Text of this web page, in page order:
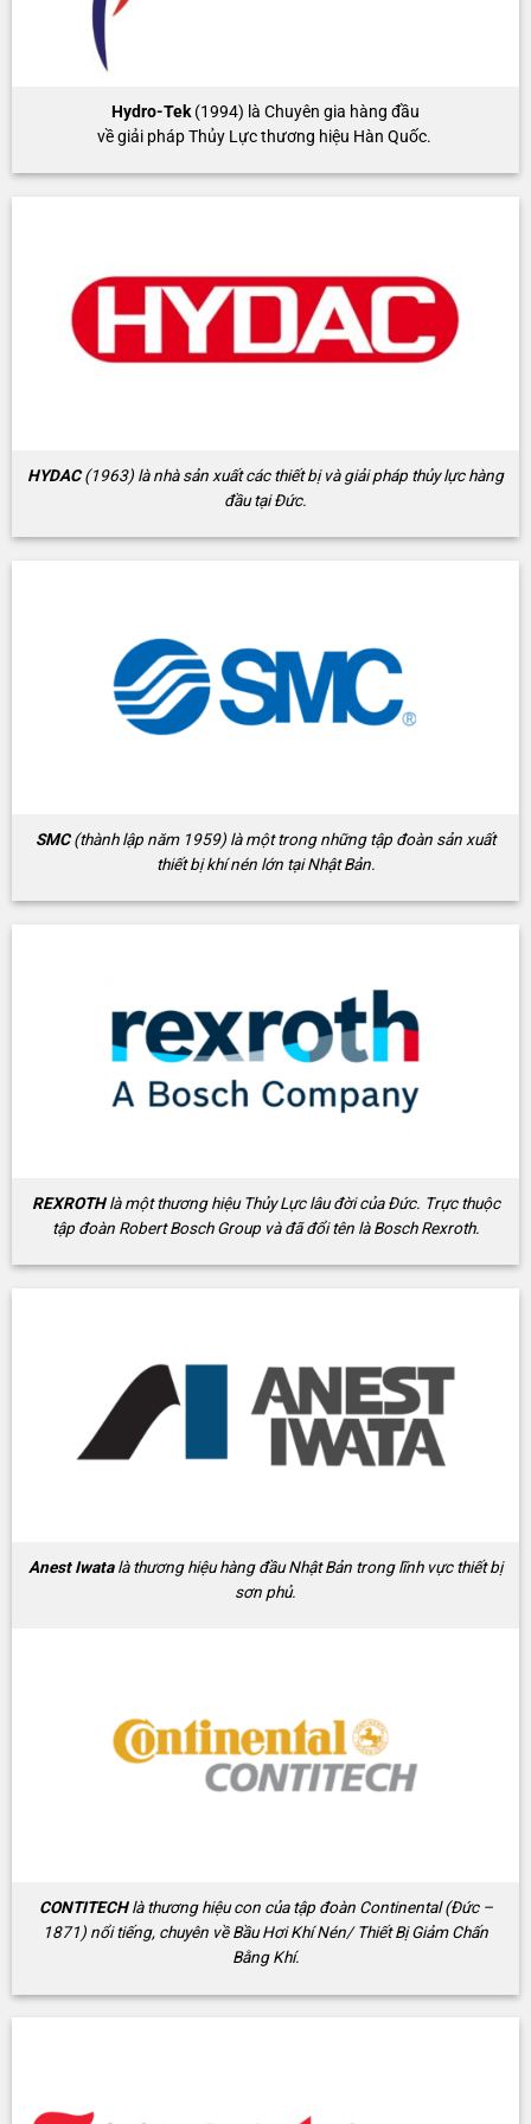
Hydro-Tek (1994) là Chuyên gia hàng đầu
về giải pháp Thủy Lực thương hiệu Hàn Quốc.
HYDAC(1963) là nhà sản xuất các thiết bị và giải pháp thủy lực hàng
đầu tại Đức.
SMC(thành lập năm 1959) là một trong những tập đoàn sản xuất
thiết bị khí nén lớn tại Nhật Bản.
REXROTHlà một thương hiệu Thủy Lực lâu đời của Đức. Trực thuộc
tập đoàn Robert Bosch Group và đã đổi tên là Bosch Rexroth.
Anest Iwatalà thương hiệu hàng đầu Nhật Bản trong lĩnh vực thiết bị
sơn phủ.
CONTITECHlà thương hiệu con của tập đoàn Continental (Đức –
1871) nổi tiếng, chuyên về Bầu Hơi Khí Nén/ Thiết Bị Giảm Chấn
Bằng Khí.